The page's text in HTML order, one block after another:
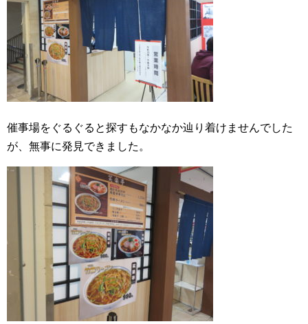
催事場をぐるぐると探すもなかなか辿り着けませんでした
が、無事に発見できました。